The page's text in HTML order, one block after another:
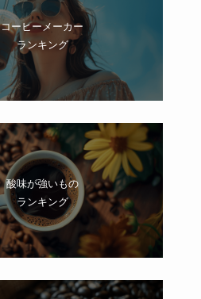
コーヒーメーカー
ランキング
酸味が強いもの
ランキング